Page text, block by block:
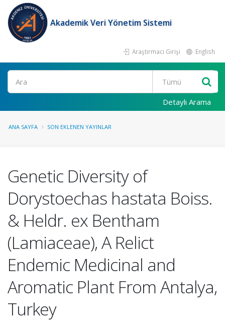
Akademik Veri Yönetim Sistemi
Araştırmacı Girişi English
Ara
Detaylı Arama
ANA SAYFA SON EKLENEN YAYINLAR
Genetic Diversity of
Dorystoechas hastata Boiss.
& Heldr. ex Bentham
(Lamiaceae), A Relict
Endemic Medicinal and
Aromatic Plant From Antalya,
Turkey